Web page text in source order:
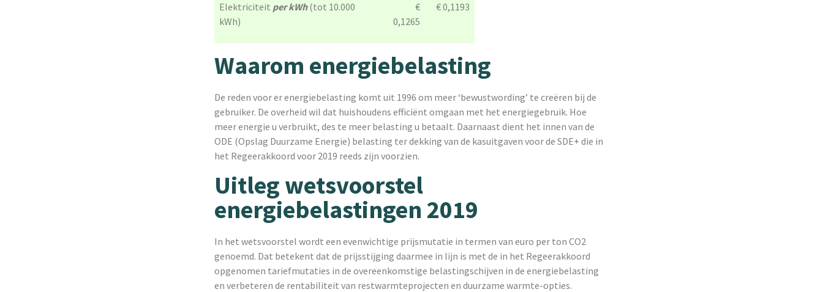
Elektriciteit per kWh(tot 10.000
kWh)
€
0,1265
€ 0,1193
Waarom energiebelasting
De reden voor er energiebelasting komt uit 1996 om meer ‘bewustwording’ te creëren bij de
gebruiker. De overheid wil dat huishoudens efficiënt omgaan met het energiegebruik. Hoe
meer energie u verbruikt, des te meer belasting u betaalt. Daarnaast dient het innen van de
ODE (Opslag Duurzame Energie) belasting ter dekking van de kasuitgaven voor de SDE+ die in
het Regeerakkoord voor 2019 reeds zijn voorzien.
Uitleg wetsvoorstel
energiebelastingen 2019
In het wetsvoorstel wordt een evenwichtige prijsmutatie in termen van euro per ton CO2
genoemd. Dat betekent dat de prijsstijging daarmee in lijn is met de in het Regeerakkoord
opgenomen tariefmutaties in de overeenkomstige belastingschijven in de energiebelasting
en verbeteren de rentabiliteit van restwarmteprojecten en duurzame warmte-opties.